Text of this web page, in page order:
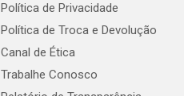
Política de Privacidade
Política de Troca e Devolução
Canal de Ética
Trabalhe Conosco